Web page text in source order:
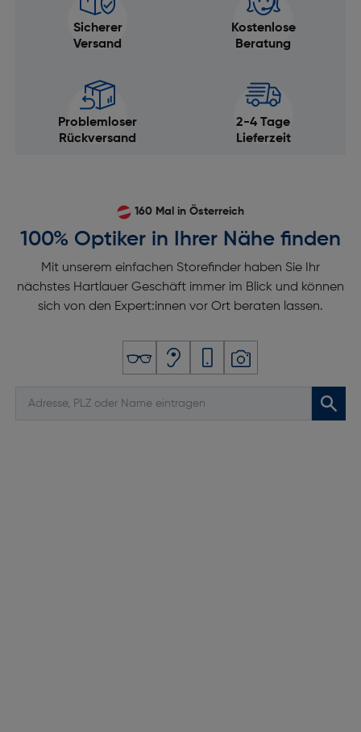
Sicherer
Versand
Kostenlose
Beratung
Problemloser
Rückversand
2-4 Tage
Lieferzeit
160 Mal in Österreich
100% Optiker in Ihrer Nähe finden
Mit unserem einfachen Storefinder haben Sie Ihr
nächstes Hartlauer Geschäft immer im Blick und können
sich von den Expert:innen vor Ort beraten lassen.